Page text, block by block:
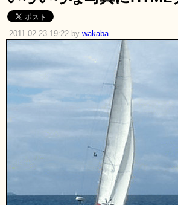
2011.02.23 19:22 by wakaba